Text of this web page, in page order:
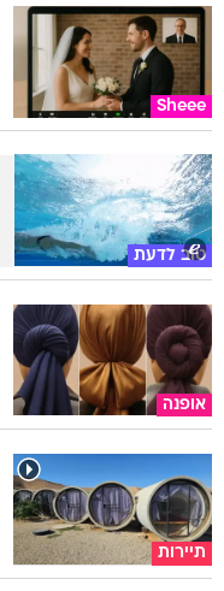
Sheee
טוב לדעת
אופנה
תיירות